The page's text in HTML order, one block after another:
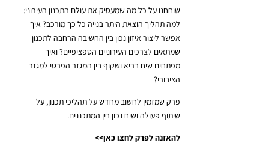
שוחחנו על כל מה שמעסיק את עולם התכנון העירוני:
למה תהליך הוצאת היתר בנייה כל כך מורכב? איך
אפשר ליצור איזון נכון בין החשיבה הרחבה לתכנון
שמתאים לצרכים העירוניים הספציפיים?ואיך
מפתחים שיח בריא ושקוף בין המגזר הפרטי למגזר
הציבורי?
פרק שמזמין לחשוב מחדש על תהליכי תכנון, על
שיתוף פעולה ושיח נכון בין המתכננים.
להאזנה לפרק לחצו כאן>>